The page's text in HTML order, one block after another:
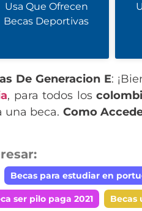
Usa Que Ofrecen
Becas Deportivas
De Generacion E:
, para todos los
una beca. Como
Becas para estudiar en
ser pilo paga 2021 Becas